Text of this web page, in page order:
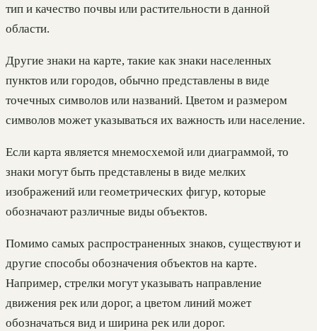
тип и качество почвы или растительности в данной
области.
Другие знаки на карте, такие как знаки населенных
пунктов или городов, обычно представлены в виде
точечных символов или названий. Цветом и размером
символов может указываться их важность или население.
Если карта является мнемосхемой или диаграммой, то
знаки могут быть представлены в виде мелких
изображений или геометрических фигур, которые
обозначают различные виды объектов.
Помимо самых распространенных знаков, существуют и
другие способы обозначения объектов на карте.
Например, стрелки могут указывать направление
движения рек или дорог, а цветом линий может
обозначаться вид и ширина рек или дорог.